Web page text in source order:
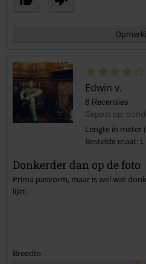
Commentaar versturen
Edwin v.
8 Recensies
Gepost op:
Lengte in meter
Bestelde maat: L
Donkerder dan op de foto
Prima pasvorm, maar is wel wat
lijkt.
Breedte